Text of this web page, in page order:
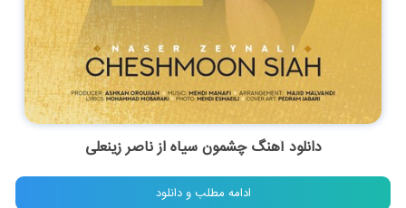
دانلود آهنگ چشمون سیاه از ناصر زینعلی
ادامه مطلب و دانلود